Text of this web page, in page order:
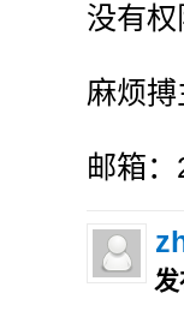
没有权
麻烦
邮箱